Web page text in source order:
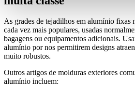
As grades de tejadilhos em alumínio fixas
cada vez mais populares, usadas
bagagens ou equipamentos adicionais.
alumínio por nos permitirem designs
muito robustos.
Outros artigos de molduras exteriores
alumínio incluem: